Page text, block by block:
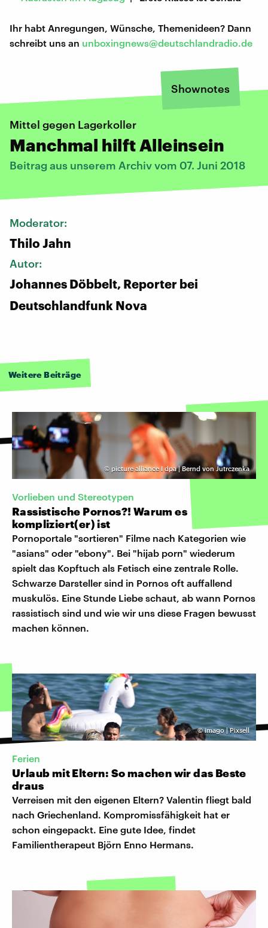
Ihr habt Anregungen, Wünsche, Themenideen? Dann
schreibt uns an unboxingnews@deutschlandradio.de
Shownotes
Mittel gegen Lagerkoller
Manchmal hilft Alleinsein
Beitrag aus unserem Archiv vom 07. Juni 2018
Moderator:
Thilo Jahn
Autor:
Johannes Döbbelt, Reporter bei
Deutschlandfunk Nova
Weitere Beiträge
© picture alliance I dpa | Bernd von Jutrczenka
Vorlieben und Stereotypen
Rassistische Pornos?! Warum es
kompliziert(er) ist
Pornoportale "sortieren" Filme nach Kategorien wie
"asians" oder "ebony". Bei "hijab porn" wiederum
spielt das Kopftuch als Fetisch eine zentrale Rolle.
Schwarze Darsteller sind in Pornos oft auffallend
muskulös. Eine Stunde Liebe schaut, ab wann Pornos
rassistisch sind und wie wir uns diese Fragen bewusst
machen können.
©imago | Pixsell
Ferien
Urlaub mit Eltern: So machen wir das Beste
draus
Verreisen mit den eigenen Eltern? Valentin fliegt bald
nach Griechenland. Kompromissfähigkeit hat er
schon eingepackt. Eine gute Idee, findet
Familientherapeut Björn Enno Hermans.